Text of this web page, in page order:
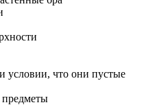
что они пустые